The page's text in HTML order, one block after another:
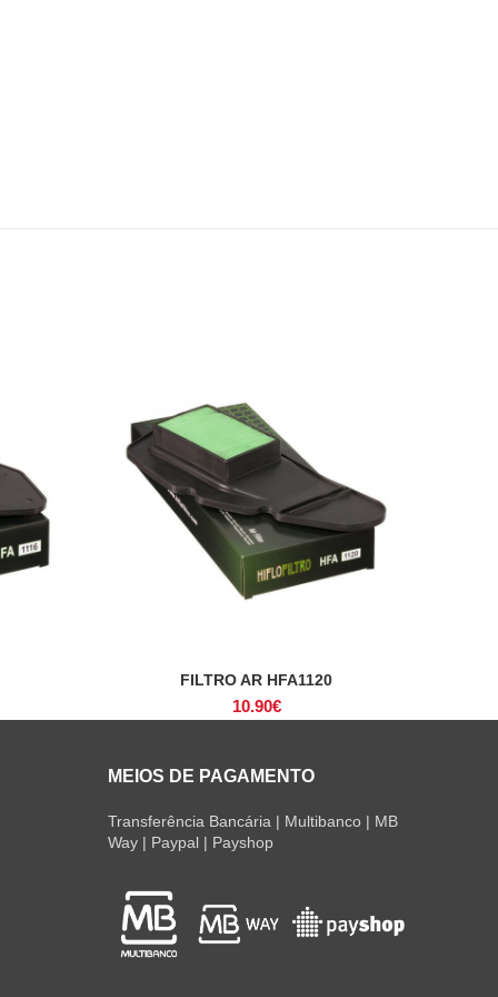
ADICIONAR
FILTRO AR HFA1120
10.90€
MEIOS DE PAGAMENTO
Transferência Bancária | Multibanco | MB
Way | Paypal | Payshop